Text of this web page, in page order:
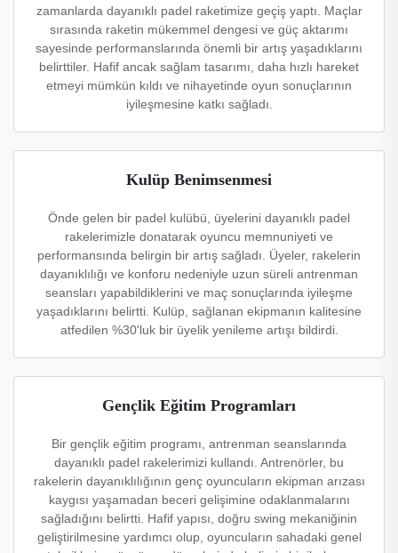
zamanlarda dayanıklı padel raketimize geçiş yaptı. Maçlar
sırasında raketin mükemmel dengesi ve güç aktarımı
sayesinde performanslarında önemli bir artış yaşadıklarını
belirttiler. Hafif ancak sağlam tasarımı, daha hızlı hareket
etmeyi mümkün kıldı ve nihayetinde oyun sonuçlarının
iyileşmesine katkı sağladı.
Kulüp Benimsenmesi
Önde gelen bir padel kulübü, üyelerini dayanıklı padel
rakelerimizle donatarak oyuncu memnuniyeti ve
performansında belirgin bir artış sağladı. Üyeler, rakelerin
dayanıklılığı ve konforu nedeniyle uzun süreli antrenman
seansları yapabildiklerini ve maç sonuçlarında iyileşme
yaşadıklarını belirtti. Kulüp, sağlanan ekipmanın kalitesine
atfedilen %30'luk bir üyelik yenileme artışı bildirdi.
Gençlik Eğitim Programları
Bir gençlik eğitim programı, antrenman seanslarında
dayanıklı padel rakelerimizi kullandı. Antrenörler, bu
rakelerin dayanıklılığının genç oyuncuların ekipman arızası
kaygısı yaşamadan beceri gelişimine odaklanmalarını
sağladığını belirtti. Hafif yapısı, doğru swing mekaniğinin
geliştirilmesine yardımcı olup, oyuncuların sahadaki genel